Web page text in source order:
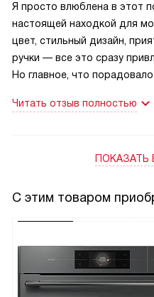
Я просто влюблена в этот
настоящей находкой для
цвет, стильный дизайн,
ручки — все это сразу
Но главное, что
и приготовление на низкой
Читать отзыв полностью
С этим товаром